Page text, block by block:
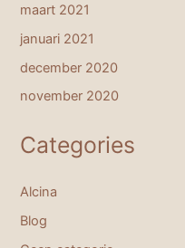
maart 2021
januari 2021
december 2020
november 2020
Categories
Alcina
Blog